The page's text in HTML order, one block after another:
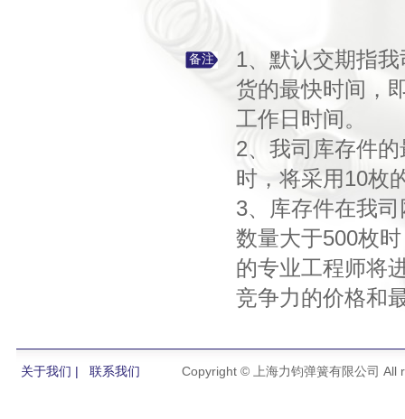
备注
1、默认交期指
货的最快时间，
工作日时间。
2、我司库存件
时，将采用10枚
3、库存件在我
数量大于500枚
的专业工程师将
竞争力的价格和
关于我们 | 联系我们 Copyright © 上海力钧弹簧有限公司 All